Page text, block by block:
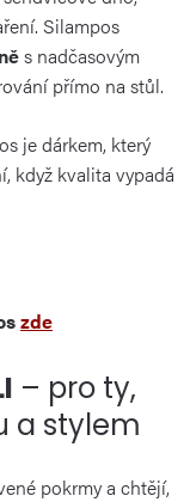
Silampos
s nadčasovým
přímo na stůl.
je dárkem, který
když kvalita vypadá
zde
– pro ty,
a stylem
pokrmy a chtějí,